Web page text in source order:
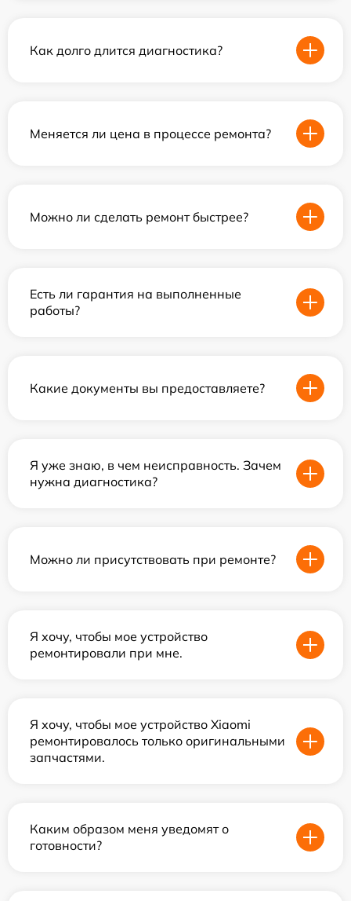
Как долго длится диагностика?
Меняется ли цена в процессе ремонта?
Можно ли сделать ремонт быстрее?
Есть ли гарантия на выполненные
работы?
Какие документы вы предоставляете?
Я уже знаю, в чем неисправность. Зачем
нужна диагностика?
Можно ли присутствовать при ремонте?
Я хочу, чтобы мое устройство
ремонтировали при мне.
Я хочу, чтобы мое устройство Xiaomi
ремонтировалось только оригинальными
запчастями.
Каким образом меня уведомят о
готовности?